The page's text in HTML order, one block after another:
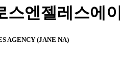
스엔젤레스에
AGENCY (JANE NA)